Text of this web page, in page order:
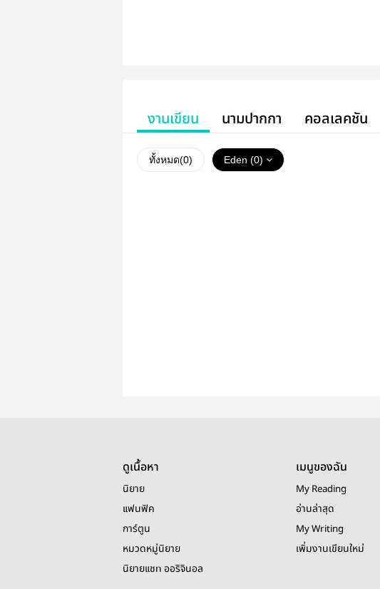
งานเขียน นามปากกา คอลเลคชัน
ทั้งหมด(0) Eden (0)
ดูเนื้อหา
นิยาย
แฟนฟิค
การ์ตูน
หมวดหมู่นิยาย
นิยายแชท ออริจินอล
เมนูของฉัน
My Reading
อ่านล่าสุด
My Writing
เพิ่มงานเขียนใหม่